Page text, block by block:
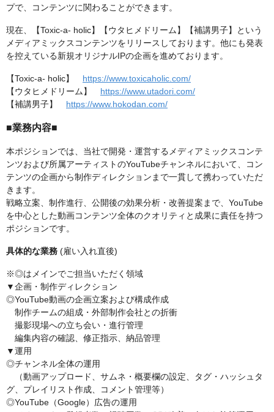
プで、コンテンツに関わることができます。
現在、【Toxic-a- holic】【ウタヒメドリーム】【補講男子】という
メディアミックスコンテンツをリリースしております。他にも発表
を控えている新規オリジナルIPの企画を進めております。
【Toxic-a- holic】 https://www.toxicaholic.com/
【ウタヒメドリーム】 https://www.utadori.com/
【補講男子】 https://www.hokodan.com/
■業務内容■
本ポジションでは、当社で開発・運営するメディアミックスコンテ
ンツおよび所属アーティストのYouTubeチャンネルにおいて、コン
テンツの企画から制作ディレクションまで一貫して携わっていただ
きます。
戦略立案、制作進行、公開後の効果分析・改善提案まで、YouTube
を中心とした動画コンテンツ全体のクオリティと成果に責任を持つ
ポジションです。
具体的な業務 (雇い入れ直後)
※◎はメインでご担当いただく領域
▼企画・制作ディレクション
◎YouTube動画の企画立案および構成作成
制作チームの組成・外部制作会社との折衝
撮影現場への立ち会い・進行管理
編集内容の確認、修正指示、納品管理
▼運用
◎チャンネル全体の運用
（動画アップロード、サムネ・概要欄の設定、タグ・ハッシュタ
グ、プレイリスト作成、コメント管理等）
◎YouTube（Google）広告の運用